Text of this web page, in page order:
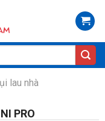
lau nhà
PRO